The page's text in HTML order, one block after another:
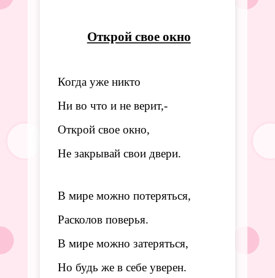
Открой свое окно
Когда уже никто
Ни во что и не верит,-
Открой свое окно,
Не закрывай свои двери.
В мире можно потеряться,
Расколов поверья.
В мире можно затеряться,
Но будь же в себе уверен.